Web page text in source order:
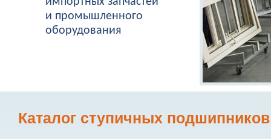
и промышленного
оборудования
Каталог ступичных